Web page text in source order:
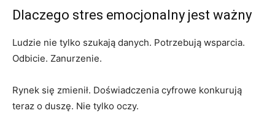
Dlaczego stres emocjonalny jest ważny
Ludzie nie tylko szukają danych. Potrzebują wsparcia.
Odbicie. Zanurzenie.
Rynek się zmienił. Doświadczenia cyfrowe konkurują
teraz o duszę. Nie tylko oczy.